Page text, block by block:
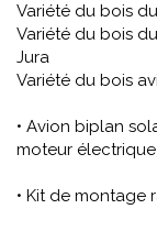
Variété du bois
Variété du bois
Jura
Variété du bois
• Avion biplan
moteur
• Kit de montage